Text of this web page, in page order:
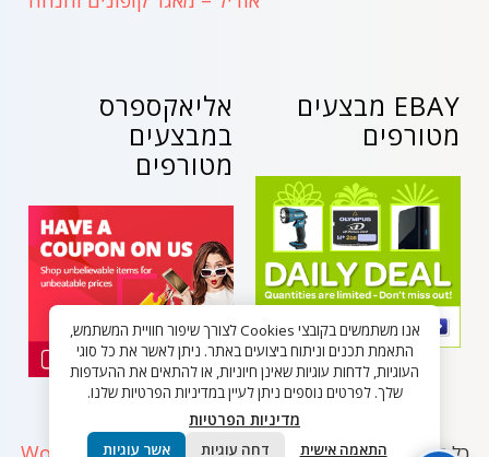
אליאקספרס
במבצעים
מטורפים
EBAY מבצעים
מטורפים
אנו משתמשים בקובצי Cookies לצורך שיפור חוויית המשתמש,
התאמת תכנים וניתוח ביצועים באתר. ניתן לאשר את כל סוגי
העוגיות, לדחות עוגיות שאינן חיוניות, או להתאים את ההעדפות
שלך. לפרטים נוספים ניתן לעיין במדיניות הפרטיות שלנו.
מדיניות הפרטיות
התאמה אישית דחה עוגיות אשר עוגיות